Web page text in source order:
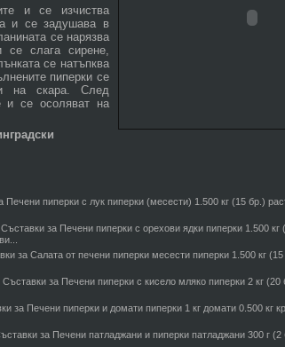
и се изчиства
и се задушава в
се нарязва
се слага сирене,
се натъпква
пиперки се
на скара. След
и се осоляват на
Печени пиперки с лук пиперки (месести) 1.500 кг (15 бр.)
Съставки за Печени пиперки с орехови ядки пиперки 1.500 кг
за Салата от печени пиперки месести пиперки 1.500 кг
Съставки за Печени пиперки с кисело мляко пиперки 2 кг
за Печени пиперки и домати пиперки 1 кг домати 0.500 кг
за Печени патладжани и пиперки патладжани 300 г (2